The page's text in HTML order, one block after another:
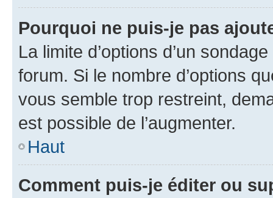
Pourquoi ne puis-je pas
La limite d’options d’un
forum. Si le nombre d’options
vous semble trop restreint,
est possible de l’augmenter.
Haut
Comment puis-je éditer ou